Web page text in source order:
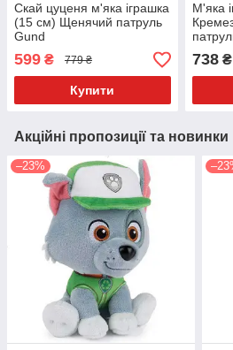
Скай цуценя м'яка іграшка
(15 см) Щенячий патруль
Gund
599 ₴ 779 ₴
Купити
М'яка
738₴
Акційні пропозиції та новинки
–23%